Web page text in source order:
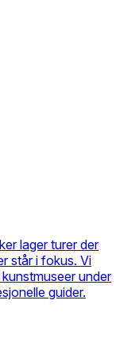
lager turer der
står i fokus. Vi
under
guider.